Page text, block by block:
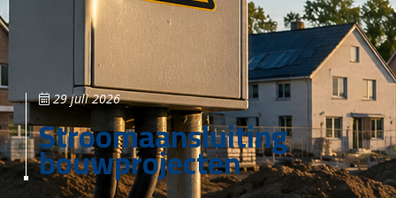
29 juli 2026
Stroomaansluiting
bouwprojecten